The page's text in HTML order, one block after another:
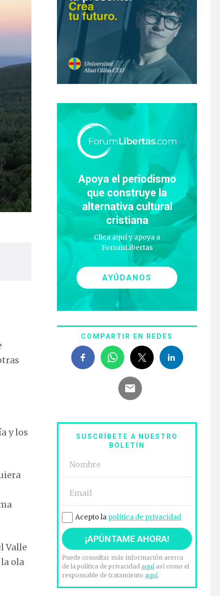
y los
Valle
ola
Apoya el periodismo
que construye la
alternativa cultural
cristiana
Clica aquí y apoya a
ForumLibertas
AYÚDANOS
COMPARTIR EN REDES
SUSCRÍBETE A NUESTRO
BOLETÍN
Acepto la política de privacidad
Puede consultar más información acerca
de la política de privacidadaquíasí como el
responsable de tratamientoaquí.